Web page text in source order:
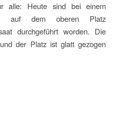
alle: Heute sind bei einem
auf dem oberen Platz
durchgeführt worden. Die
der Platz ist glatt gezogen